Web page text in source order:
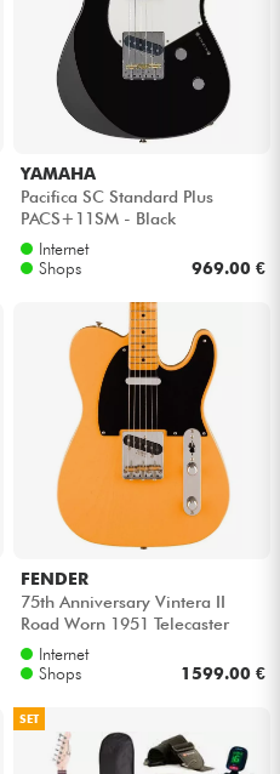
YAMAHA
Pacifica SC Standard Plus
PACS+11SM - Black
Internet
Shops
969.00 €
FENDER
75th Anniversary Vintera II
Road Worn 1951 Telecaster
(MEX, MN) - Butterscotch
blonde
Internet
Shops
1599.00 €
SET